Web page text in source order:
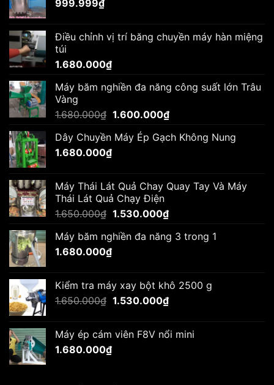
999.999₫
Điều chỉnh vị trí băng chuyền máy hàn miệng
túi
1.680.000₫
Máy băm nghiền đa năng công suất lớn Trâu
Vàng
1.680.000₫ Giá
là:
1.680.000₫.
1.600.000₫Giá
tại
Dây Chuyền Máy Ép Gạch Không Nung
1.680.000₫
Máy Thái Lát Quả Chay Quay Tay Và Máy
Thái Lát Quả Chạy Điện
1.650.000₫ Giá
là:
1.650.000₫.
1.530.000₫Giá
tại
Máy băm nghiền đa năng 3 trong 1
1.680.000₫
Kiểm tra máy xay bột khô 2500 g
1.650.000₫ Giá
1.650.000₫.
1.530.000₫Giá
là:
Máy ép cám viên F8V nổi mini
1.680.000₫